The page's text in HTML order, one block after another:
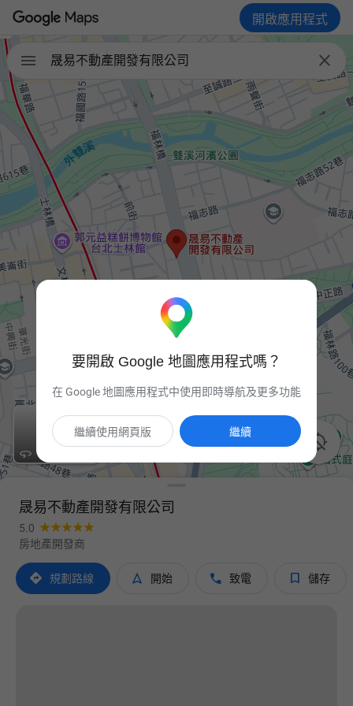
開啟應用程式
 
晟易不動產開發有限公司


晟易不動產開發有限公司
5.0
房地產開發商
 規劃路線  開始  致電  儲存
要開啟 Google 地圖應用程式嗎？
在 Google 地圖應用程式中使用即時導航及更多功能
繼續
繼續使用網頁版